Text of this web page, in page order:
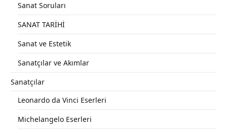
Sanat Soruları
SANAT TARİHİ
Sanat ve Estetik
Sanatçılar ve Akımlar
Sanatçılar
Leonardo da Vinci Eserleri
Michelangelo Eserleri